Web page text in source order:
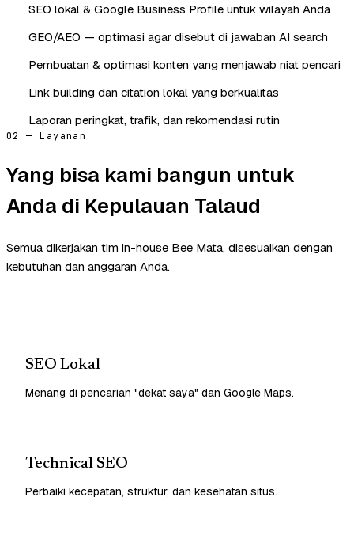
SEO lokal & Google Business Profile untuk wilayah Anda
GEO/AEO — optimasi agar disebut di jawaban AI search
Pembuatan & optimasi konten yang menjawab niat pencari
Link building dan citation lokal yang berkualitas
Laporan peringkat, trafik, dan rekomendasi rutin
02 — Layanan
Yang bisa kami bangun untuk
Anda di Kepulauan Talaud
Semua dikerjakan tim in-house Bee Mata, disesuaikan dengan
kebutuhan dan anggaran Anda.
SEO Lokal
Menang di pencarian "dekat saya" dan Google Maps.
Technical SEO
Perbaiki kecepatan, struktur, dan kesehatan situs.